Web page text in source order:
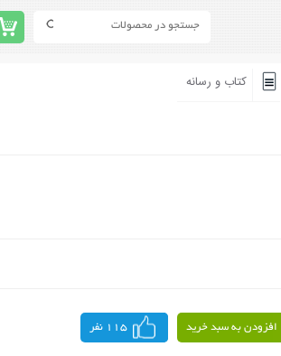
کتاب و رسانه
افزودن به سبد خرید 115 نفر